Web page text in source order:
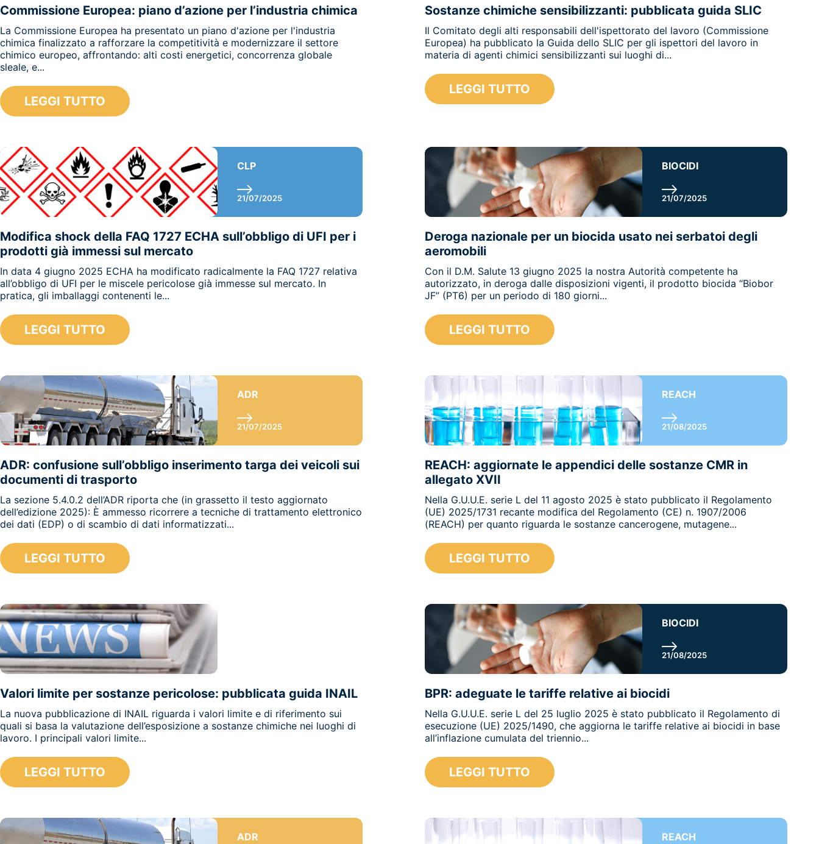
Commissione Europea: piano d’azione per l’industria chimica
La Commissione Europea ha presentato un piano d'azione per l'industria
chimica finalizzato a rafforzare la competitività e modernizzare il settore
chimico europeo, affrontando: alti costi energetici, concorrenza globale
sleale, e...
LEGGI TUTTO
Sostanze chimiche sensibilizzanti: pubblicata guida SLIC
Il Comitato degli alti responsabili dell'ispettorato del lavoro (Commissione
Europea) ha pubblicato la Guida dello SLIC per gli ispettori del lavoro in
materia di agenti chimici sensibilizzanti sui luoghi di...
LEGGI TUTTO
CLP
21/07/2025
Modifica shock della FAQ 1727 ECHA sull’obbligo di UFI per i
prodotti già immessi sul mercato
In data 4 giugno 2025 ECHA ha modificato radicalmente la FAQ 1727 relativa
all’obbligo di UFI per le miscele pericolose già immesse sul mercato. In
pratica, gli imballaggi contenenti le...
LEGGI TUTTO
BIOCIDI
21/07/2025
Deroga nazionale per un biocida usato nei serbatoi degli
aeromobili
Con il D.M. Salute 13 giugno 2025 la nostra Autorità competente ha
autorizzato, in deroga dalle disposizioni vigenti, il prodotto biocida “Biobor
JF” (PT6) per un periodo di 180 giorni...
LEGGI TUTTO
ADR
21/07/2025
ADR: confusione sull’obbligo inserimento targa dei veicoli sui
documenti di trasporto
La sezione 5.4.0.2 dell’ADR riporta che (in grassetto il testo aggiornato
dell’edizione 2025): È ammesso ricorrere a tecniche di trattamento elettronico
dei dati (EDP) o di scambio di dati informatizzati...
LEGGI TUTTO
REACH
21/08/2025
REACH: aggiornate le appendici delle sostanze CMR in
allegato XVII
Nella G.U.U.E. serie L del 11 agosto 2025 è stato pubblicato il Regolamento
(UE) 2025/1731 recante modifica del Regolamento (CE) n. 1907/2006
(REACH) per quanto riguarda le sostanze cancerogene, mutagene...
LEGGI TUTTO
Valori limite per sostanze pericolose: pubblicata guida INAIL
La nuova pubblicazione di INAIL riguarda i valori limite e di riferimento sui
quali si basa la valutazione dell’esposizione a sostanze chimiche nei luoghi di
lavoro. I principali valori limite...
LEGGI TUTTO
BIOCIDI
21/08/2025
BPR: adeguate le tariffe relative ai biocidi
Nella G.U.U.E. serie L del 25 luglio 2025 è stato pubblicato il Regolamento di
esecuzione (UE) 2025/1490, che aggiorna le tariffe relative ai biocidi in base
all’inflazione cumulata del triennio...
LEGGI TUTTO
ADR REACH